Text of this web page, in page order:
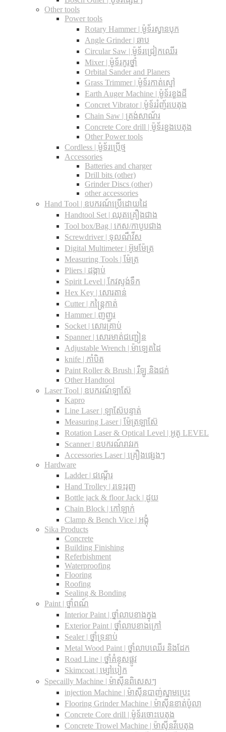
Other tools
Power tools
Rotary Hammer | ម៉ូទ័រស្វានបុក
Angle Grinder | ឆាប
Circular Saw​ | ម៉ូទ័រជ្រៀកឈើរ
Mixer | ម៉ូទ័រកូរថ្នាំ
Orbital Sander and Planers
Grass Trimmer | ម៉ូទ័រកាត់ស្មៅ
Earth Auger Machine | ម៉ូទ័រខួងដី
Concret Vibrator | ម៉ូទ័ររំញ័របេតុង
Chain Saw | ត្រង់សាណ័រ
Concrete Core drill | ម៉ូទ័រខួងបេតុង
Other Power tools
Cordless​ | ម៉ូទ័រប្រើថ្ម
Accessories
Batteries and charger
Drill bits (other)
Grinder Discs (other)
other accessories
Hand Tool | ឧបករណ៍ប្រើដោយដៃ
Handtool Set | ឈុតគ្រឿងជាង
Tool box/Bag | កេស/កាបូបជាង
Screwdriver | ទុលណឺវីស
Digital Multimeter | អ៊ូមម៉ែត្រ
Measuring Tools | ម៉ែត្រ
Pliers | ដង្កាប់
Spirit Level | កែវស្ទង់ទឹក
Hex Key | សោរតាន់
Cutter | កន្រ្តៃកាត់
Hammer | ញញួរ
Socket | សោរគ្រាប់
Spanner |​ សោរមាត់ជញ្ជៀន
Adjustable Wrench |​ ម៉ាឡេតដៃ
knife | កាំបិត
Paint Roller & Brush | រឺឡូ និងជក់
Other Handtool
Laser Tool | ឧបករណ៍ឡាស៊ែ
Kapro
Line Laser | ឡាស៊ែបន្ទាត់
Measuring Laser | ម៉ែត្រឡាស៊ែ
Rotation Laser & Optical Level | អូតូ LEVEL
Scanner | ឧបករណ៍រាវរក
Accessories Laser | គ្រឿងផ្សេងៗ
Hardware
Ladder | ជណ្តើរ
Hand Trolley | រទេះរុញ
Bottle jack & floor Jack​ | ដូយ
Chain Block | កៅឡាក់
Clamp & Bench Vice | អង្គុំ
Sika Products
Concrete
Building Finishing
Referbishment
Waterproofing
Flooring
Roofing
Sealing & Bonding
Paint | ថ្នាំពណ៍
Interior Paint | ថ្នាំលាបខាងក្នុង
Exterior Paint | ថ្នាំលាបខាងក្រៅ
Sealer | ថ្នាំទ្រនាប់
Metal Wood Paint | ថ្នាំលាបឈើរ និងដែក
Road Line | ថ្នាំគំនូសផ្លូវ
Skimcoat | ម្សៅបៀក
Specailly Machine | ម៉ាស៊ីនពិសេសៗ
injection Machine | ម៉ាស៊ីនបាញ់ស្នាមប្រេះ
Flooring Grinder Machine | ម៉ាស៊ីនខាត់ប៉ូលា
Concrete Core drill | ម៉ូទ័រចោះបេតុង
Concrete Trowel Machine | ម៉ាស៊ីនវីបេតុង